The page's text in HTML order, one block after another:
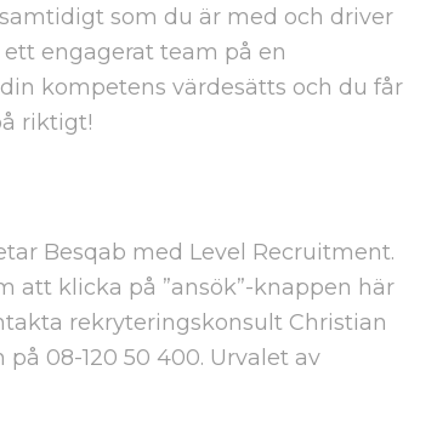
som du är med och driver
engagerat team på en
kompetens värdesätts och du får
riktigt!
Besqab med Level Recruitment.
att klicka på ”ansök”-knappen här
rekryteringskonsult Christian
08-120 50 400. Urvalet av